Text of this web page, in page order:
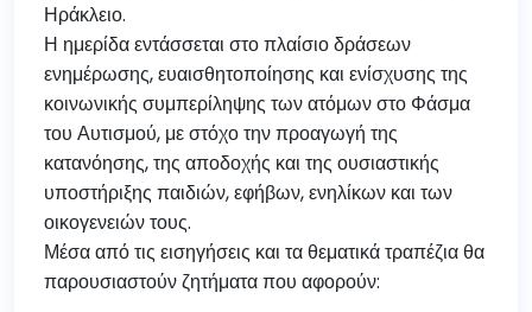
Ηράκλειο.
Η ημερίδα εντάσσεται στο πλαίσιο δράσεων
ενημέρωσης, ευαισθητοποίησης και ενίσχυσης της
κοινωνικής συμπερίληψης των ατόμων στο Φάσμα
του Αυτισμού, με στόχο την προαγωγή της
κατανόησης, της αποδοχής και της ουσιαστικής
υποστήριξης παιδιών, εφήβων, ενηλίκων και των
οικογενειών τους.
Μέσα από τις εισηγήσεις και τα θεματικά τραπέζια θα
παρουσιαστούν ζητήματα που αφορούν: